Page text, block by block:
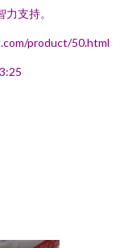
支持。
product/50.html